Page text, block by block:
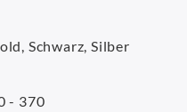
Schwarz, Silber
- 370